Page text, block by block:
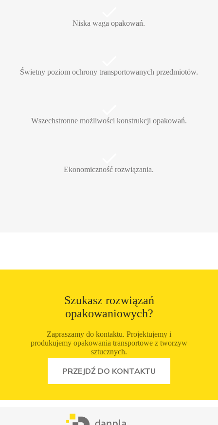
Niska waga opakowań.
Świetny poziom ochrony transportowanych przedmiotów.
Wszechstronne możliwości konstrukcji opakowań.
Ekonomiczność rozwiązania.
Szukasz rozwiązań
opakowaniowych?
Zapraszamy do kontaktu. Projektujemy i
produkujemy opakowania transportowe z tworzyw
sztucznych.
ZOBACZ OFERTĘ
PRZEJDŹ DO KONTAKTU